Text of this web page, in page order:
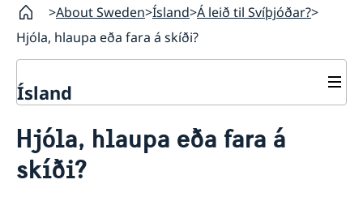
About Sweden Ísland Á leið til Svíþjóðar?
Hjóla, hlaupa eða fara á skíði?
Ísland
Þjónusta við Svía
Tvöfalt ríkisfang
Vinna og búseta í Svíþjóð
Viðskipti við Svíþjóð
Viðskipti og verslun
Hjóla, hlaupa eða fara á
skíði?